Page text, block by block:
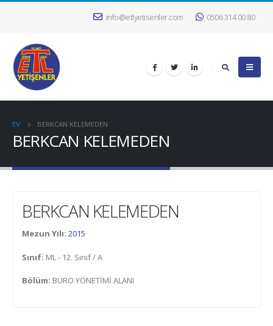
info@etlyetisenler.com 0506 314 00 80
EV BERKCAN KELEMEDEN
BERKCAN KELEMEDEN
BERKCAN KELEMEDEN
Mezun Yılı: 2015
Sınıf: ML - 12. Sınıf / A
Bölüm: BÜRO YÖNETİMİ ALANI